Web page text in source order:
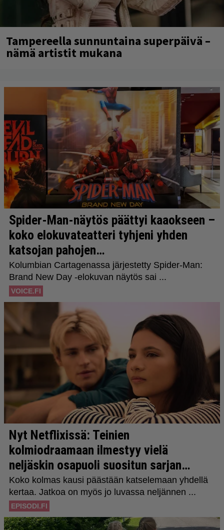
Tampereella sunnuntaina superpäivä –
nämä artistit mukana